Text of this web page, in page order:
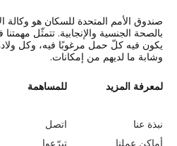
صندوق الأمم المتحدة للسكان هو وكالة
بالصحة الجنسية والإنجابية. تتمثّل
يكون فيه كلّ حمل مرغوبًا فيه، وكل
وشابة ما لديهم من إمكانات.
L
e
لمعرفة المزيد
نبذة عنا
أماكن عملنا
G
o
للمساهمة
اتصل
تبرّعوا